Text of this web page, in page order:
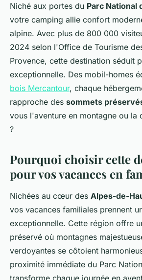
Niché aux portes du Parc National
votre camping allie confort
alpine. Avec plus de 800 000
2024 selon l'Office de Tourisme
Provence, cette destination séduit
exceptionnelle. Des mobil-homes
bois Mercantour, chaque
rapproche des sommets
vous l'aventure en montagne ou la
?
Pourquoi choisir cette
pour vos vacances en
Nichées au cœur des Alpes-de-
vos vacances familiales prennent
exceptionnelle. Cette région offre
préservé où montagnes
verdoyantes se côtoient
proximité immédiate du Parc
transforme chaque journée en